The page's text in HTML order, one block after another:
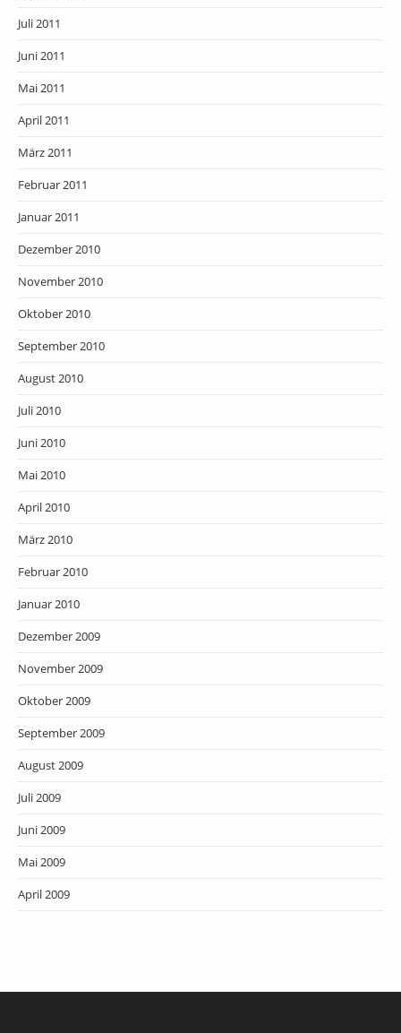
Juli 2011
Juni 2011
Mai 2011
April 2011
März 2011
Februar 2011
Januar 2011
Dezember 2010
November 2010
Oktober 2010
September 2010
August 2010
Juli 2010
Juni 2010
Mai 2010
April 2010
März 2010
Februar 2010
Januar 2010
Dezember 2009
November 2009
Oktober 2009
September 2009
August 2009
Juli 2009
Juni 2009
Mai 2009
April 2009